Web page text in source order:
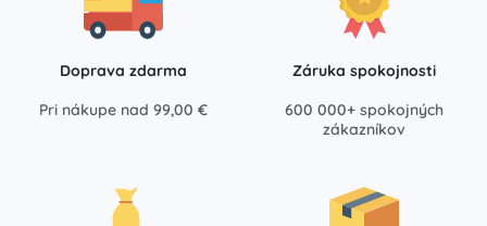
Doprava zdarma
Pri nákupe nad 99,00 €
Záruka spokojnosti
600 000+ spokojných
zákazníkov